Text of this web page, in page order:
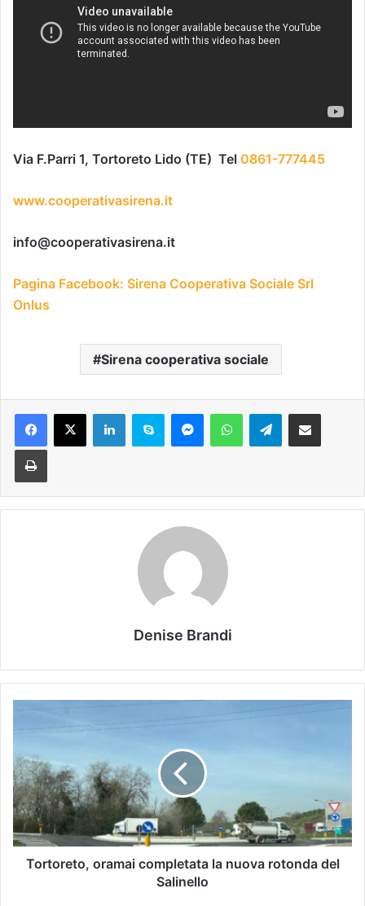
Via F.Parri 1, Tortoreto Lido (TE) Tel 0861-777445
www.cooperativasirena.it
info@cooperativasirena.it
Pagina Facebook: Sirena Cooperativa Sociale Srl
Onlus
Sirena cooperativa sociale
Telegram
Denise Brandi
Tortoreto, oramai completata la nuova rotonda del
Salinello